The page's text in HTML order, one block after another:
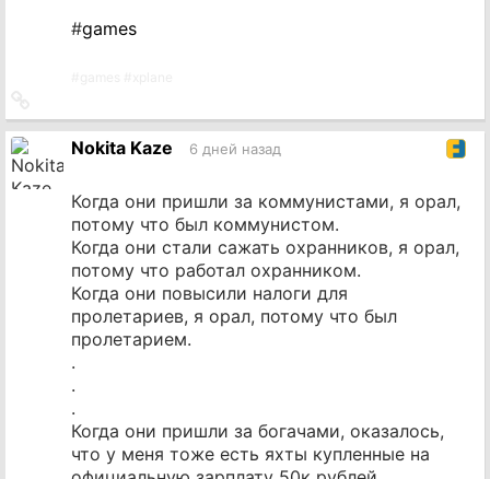
#games
на
источникNokita Kaze 6 дней назад
Когда они пришли за коммунистами, я орал,
потому что был коммунистом.
Когда они стали сажать охранников, я орал,
потому что работал охранником.
Когда они повысили налоги для
пролетариев, я орал, потому что был
пролетарием.
.
.
.
Когда они пришли за богачами, оказалось,
что у меня тоже есть яхты купленные на